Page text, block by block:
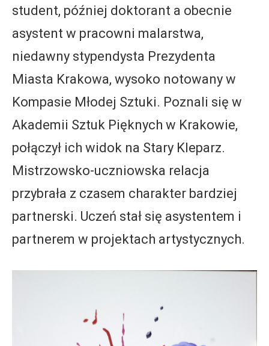
student, później doktorant a obecnie
asystent w pracowni malarstwa,
niedawny stypendysta Prezydenta
Miasta Krakowa, wysoko notowany w
Kompasie Młodej Sztuki. Poznali się w
Akademii Sztuk Pięknych w Krakowie,
połączył ich widok na Stary Kleparz.
Mistrzowsko-uczniowska relacja
przybrała z czasem charakter bardziej
partnerski. Uczeń stał się asystentem i
partnerem w projektach artystycznych.